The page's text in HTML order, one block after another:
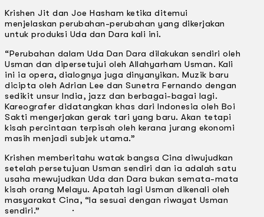
Krishen Jit dan Joe Hasham ketika ditemui
menjelaskan perubahan-perubahan yang dikerjakan
untuk produksi Uda dan Dara kali ini.
“Perubahan dalam Uda Dan Dara dilakukan sendiri oleh
Usman dan dipersetujui oleh Allahyarham Usman. Kali
ini ia opera, dialognya juga dinyanyikan. Muzik baru
dicipta oleh Adrian Lee dan Sunetra Fernando dengan
sedikit unsur India, jazz dan berbagai-bagai lagi.
Kareografer didatangkan khas dari Indonesia oleh Boi
Sakti mengerjakan gerak tari yang baru. Akan tetapi
kisah percintaan terpisah oleh kerana jurang ekonomi
masih menjadi subjek utama.”
Krishen memberitahu watak bangsa Cina diwujudkan
setelah persetujuan Usman sendiri dan ia adalah satu
usaha mewujudkan Uda dan Dara bukan semata-mata
kisah orang Melayu. Apatah lagi Usman dikenali oleh
masyarakat Cina, “la sesuai dengan riwayat Usman
sendiri.” ·